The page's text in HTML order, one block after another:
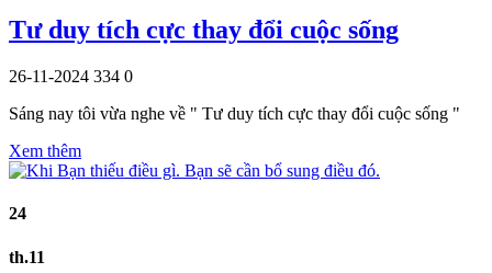
Tư duy tích cực thay đổi cuộc sống
26-11-2024 334 0
Sáng nay tôi vừa nghe về " Tư duy tích cực thay đổi cuộc sống "
Xem thêm
24
th.11